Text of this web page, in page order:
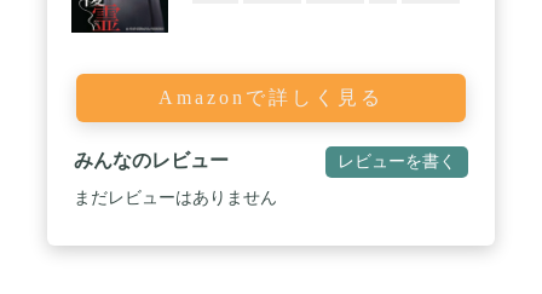
Amazonで詳しく見る
みんなのレビュー レビューを書く
まだレビューはありません